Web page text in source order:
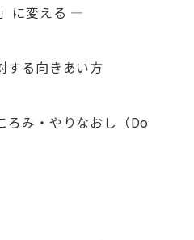
に変える ―
する向きあい方
ろみ・やりなおし（Do